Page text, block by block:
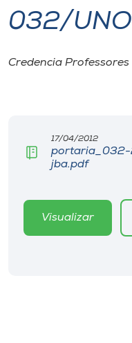
I.nova
CPA
Editora
032/
Credencia Professores
17/04/2012
portaria_032-
jba.pdf
Visualizar